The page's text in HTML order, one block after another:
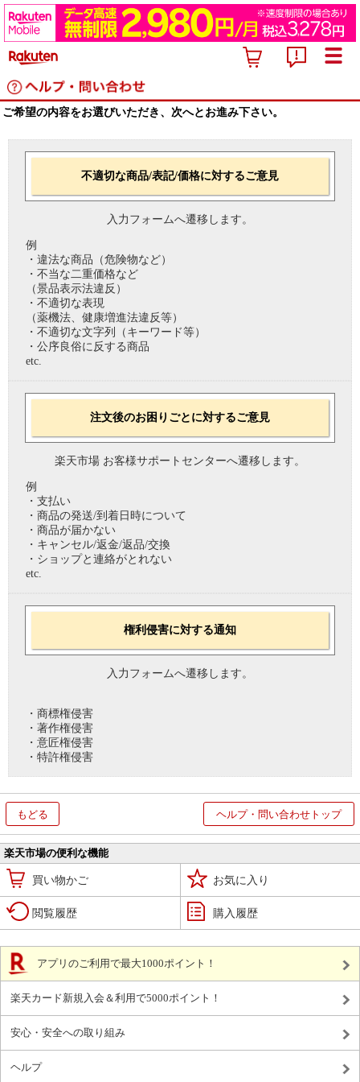
ご希望の内容をお選びいただき、次へとお進み下さい。
不適切な商品/表記/価格に対するご意見
入力フォームへ遷移します。
例
・違法な商品（危険物など）
・不当な二重価格など
（景品表示法違反）
・不適切な表現
（薬機法、健康増進法違反等）
・不適切な文字列（キーワード等）
・公序良俗に反する商品
etc.
注文後のお困りごとに対するご意見
楽天市場 お客様サポートセンターへ遷移します。
例
・支払い
・商品の発送/到着日時について
・商品が届かない
・キャンセル/返金/返品/交換
・ショップと連絡がとれない
etc.
権利侵害に対する通知
入力フォームへ遷移します。
・商標権侵害
・著作権侵害
・意匠権侵害
・特許権侵害
もどる ヘルプ・問い合わせトップ
楽天市場の便利な機能
買い物かご お気に入り
閲覧履歴 購入履歴
アプリのご利用で最大1000ポイント！
楽天カード新規入会＆利用で5000ポイント！
安心・安全への取り組み
ヘルプ